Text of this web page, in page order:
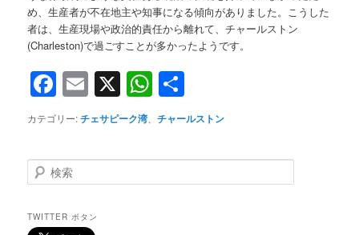
め、生産者が不在地主や知事になる傾向がありました。こうした
者は、生産現場や政治的責任から離れて、チャールストン
(Charleston)で過ごすことが多かったようです。
Facebook
Email
X WhatsApp
有
カテゴリー:チェサピーク湾 、チャールストン
検
索
TWITTER ボタン